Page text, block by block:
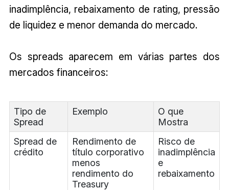
inadimplência, rebaixamento de rating, pressão
de liquidez e menor demanda do mercado.
Os spreads aparecem em várias partes dos
mercados financeiros:
Tipo de
Spread
Exemplo
O que
Mostra
Spread de
crédito
Rendimento de
título corporativo
menos
rendimento do
Treasury
Risco de
inadimplência
e
rebaixamento